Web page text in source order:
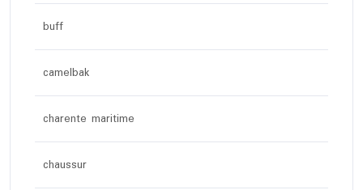
buff
camelbak
charente maritime
chaussur